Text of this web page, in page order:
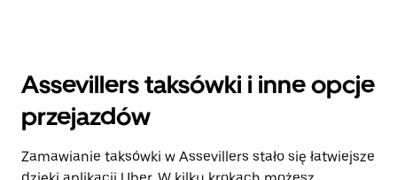
Assevillers taksówki i inne opcje
przejazdów
Zamawianie taksówki w Assevillers stało się łatwiejsze